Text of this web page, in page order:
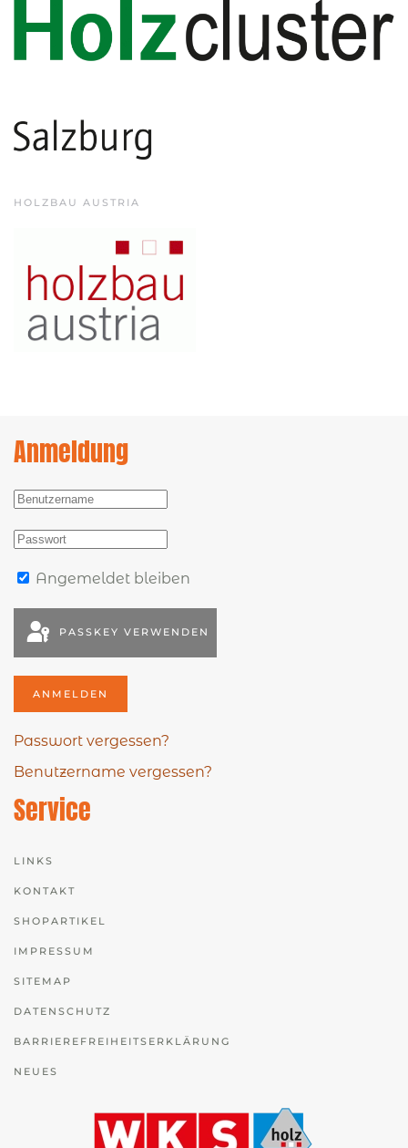
HOLZBAU AUSTRIA
Anmeldung
Angemeldet bleiben
PASSKEY VERWENDEN
ANMELDEN
Passwort vergessen?
Benutzername vergessen?
Service
LINKS
KONTAKT
SHOPARTIKEL
IMPRESSUM
SITEMAP
DATENSCHUTZ
BARRIEREFREIHEITSERKLÄRUNG
NEUES